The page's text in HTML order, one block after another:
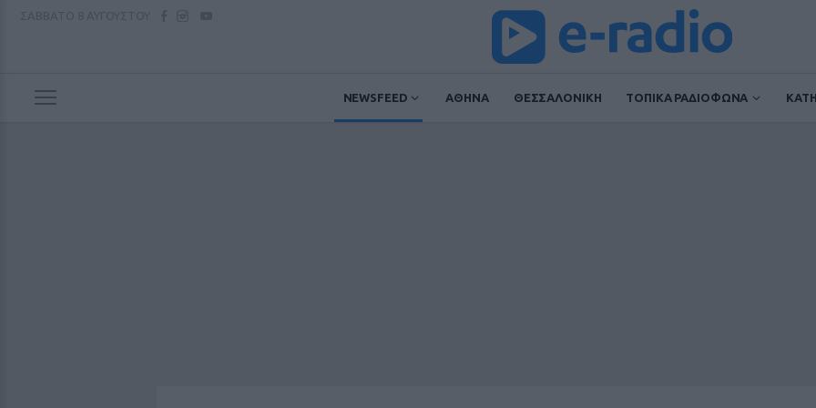
NEWSFEED ΑΘΗΝΑ ΘΕΣΣΑΛΟΝΙΚΗ ΤΟΠΙΚΑ ΡΑΔΙΟΦΩΝΑ